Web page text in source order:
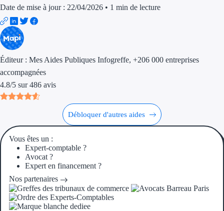
Aides Région Île-
Aides Région
Aides Région
Outre-mer
Date de mise à jour : 22/04/2026 • 1 min de lecture
Éditeur : Mes Aides Publiques Infogreffe, +206 000 entreprises
accompagnées
4.8/5 sur 486 avis
Débloquer d'autres aides
Vous êtes un :
Expert-comptable ?
Avocat ?
Expert en financement ?
Nos partenaires